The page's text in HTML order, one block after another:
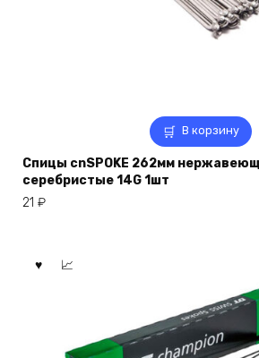
В корзину
Спицы cnSPOKE 262мм
серебристые 14G 1шт
21 ₽